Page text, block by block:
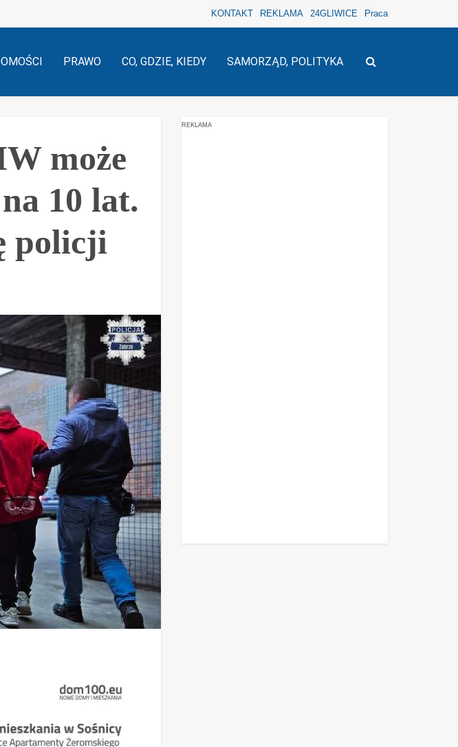
KONTAKT REKLAMA 24GLIWICE Praca
PRAWO CO, GDZIE, KIEDY SAMORZĄD, POLITYKA
może
10 lat.
policji
REKLAMA